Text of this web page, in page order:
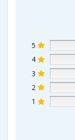
5
4
3
2
1